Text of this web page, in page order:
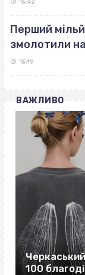
15:42
Перший
змолотили
15:19
ВАЖЛИВО
100